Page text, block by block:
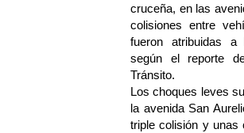
cruceña, en las
colisiones entre
fueron atribuidas a
según el reporte
Tránsito.
Los choques leves
la avenida San
triple colisión y unas